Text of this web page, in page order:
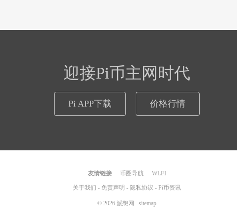
迎接Pi币主网时代
Pi APP下载 价格行情
友情链接 币圈导航 WLFI
关于我们 - 免责声明 - 隐私协议 - Pi币资讯
© 2026 派想网 sitemap